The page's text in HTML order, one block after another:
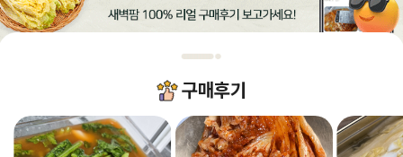
구매후기